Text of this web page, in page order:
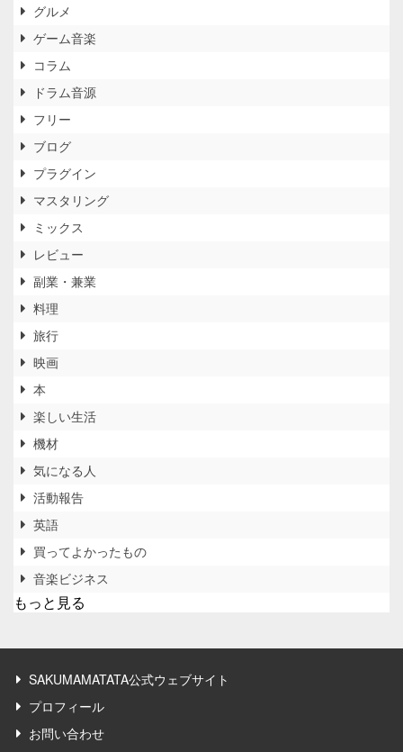
グルメ
ゲーム音楽
コラム
ドラム音源
フリー
ブログ
プラグイン
マスタリング
ミックス
レビュー
副業・兼業
料理
旅行
映画
本
楽しい生活
機材
気になる人
活動報告
英語
買ってよかったもの
音楽ビジネス
もっと見る
SAKUMAMATATA公式ウェブサイト
プロフィール
お問い合わせ